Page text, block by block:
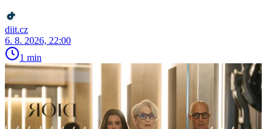
diit.cz
6. 8. 2026, 22:00
1 min